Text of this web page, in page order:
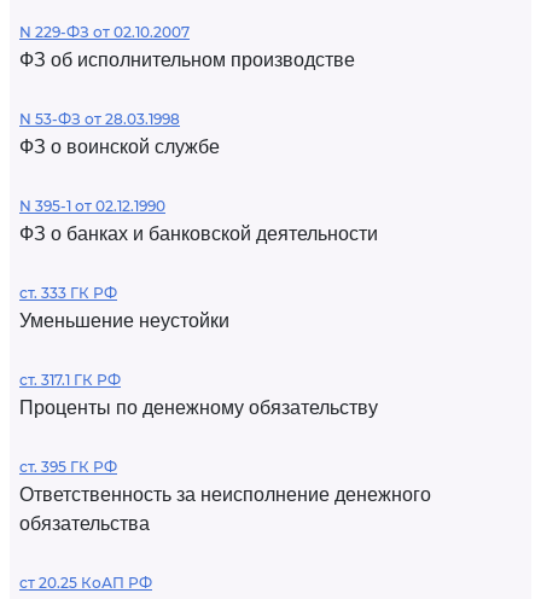
N 229-ФЗ от 02.10.2007
ФЗ об исполнительном производстве
N 53-ФЗ от 28.03.1998
ФЗ о воинской службе
N 395-1 от 02.12.1990
ФЗ о банках и банковской деятельности
ст. 333 ГК РФ
Уменьшение неустойки
ст. 317.1 ГК РФ
Проценты по денежному обязательству
ст. 395 ГК РФ
Ответственность за неисполнение денежного
обязательства
ст 20.25 КоАП РФ